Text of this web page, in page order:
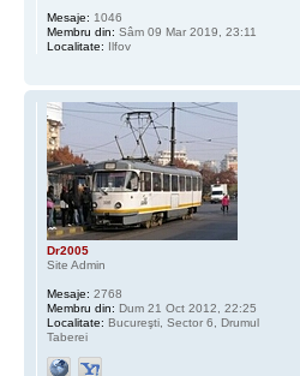
Mesaje: 1046
Membru din: Sâm 09 Mar 2019, 23:11
Localitate: Ilfov
Dr2005
Site Admin
Mesaje: 2768
Membru din: Dum 21 Oct 2012, 22:25
Localitate: Bucureşti, Sector 6, Drumul
Taberei